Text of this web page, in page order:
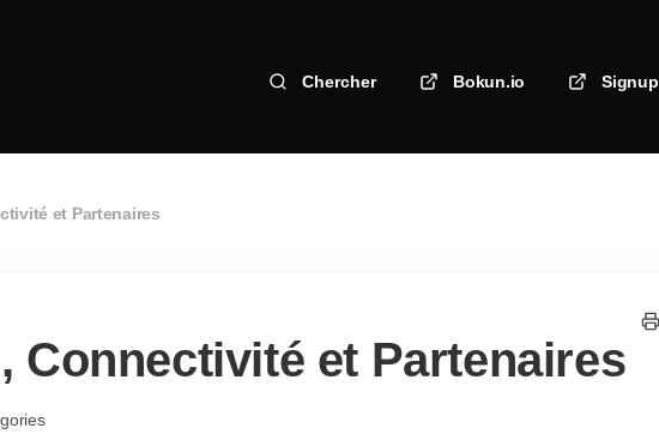
Chercher Bokun.io Signup
et Partenaires
Connectivité et Partenaires